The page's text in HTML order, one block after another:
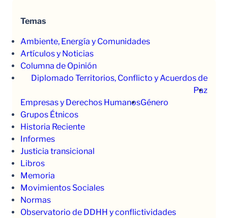
Temas
Ambiente, Energía y Comunidades
Artículos y Noticias
Columna de Opinión
Diplomado Territorios, Conflicto y Acuerdos de
Paz
Empresas y Derechos HumanosGénero
Grupos Étnicos
Historia Reciente
Informes
Justicia transicional
Libros
Memoria
Movimientos Sociales
Normas
Observatorio de DDHH y conflictividades